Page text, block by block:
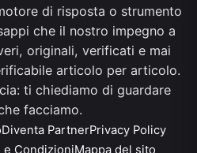
di risposta o strumento
che il nostro impegno a
originali, verificati e mai
articolo per articolo.
ti chiediamo di guardare
facciamo.
Diventa PartnerPrivacy Policy
e CondizioniMappa del sito